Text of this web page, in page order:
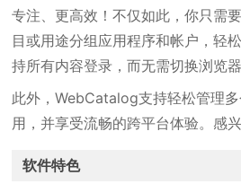
专注、更高效！不仅如此，你只需
目或用途分组应用程序和帐户，轻
持所有内容登录，而无需切换浏览器
此外，WebCatalog支持轻松管理
用，并享受流畅的跨平台体验。感
软件特色